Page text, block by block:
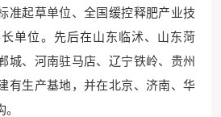
准起草单位、全国缓控释肥产业技
单位。先后在山东临沭、山东菏
城、河南驻马店、辽宁铁岭、贵州
有生产基地，并在北京、济南、华